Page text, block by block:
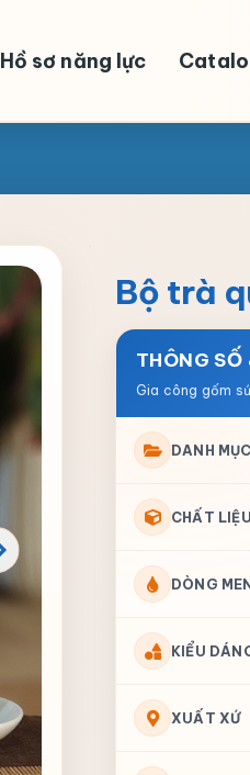
Hồ sơ năng lực
Bộ trà
THÔNG SỐ
DANH MỤC
CHẤT LIỆU
DÒNG
KIỂU
XUẤT XỨ